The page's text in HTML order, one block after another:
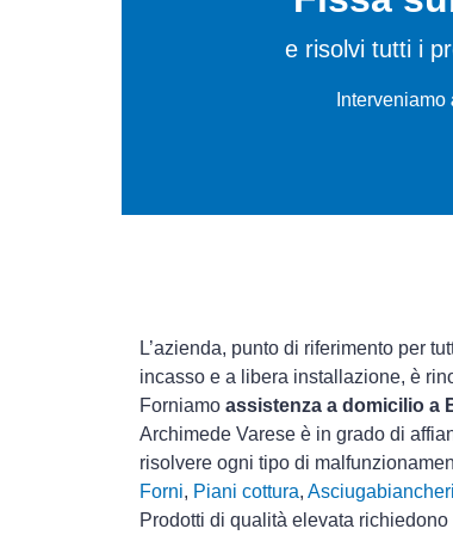
e risolvi tutti i
Interveniamo
L’azienda, punto di riferimento per
incasso e a libera installazione, è
Forniamo assistenza a domicilio a
Archimede Varese è in grado di
risolvere ogni tipo di
Forni, Piani cottura,
Prodotti di qualità elevata